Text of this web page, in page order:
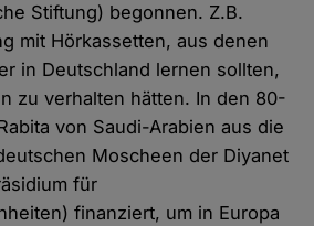
Stiftung) begonnen. Z.B.
mit Hörkassetten, aus denen
in Deutschland lernen sollten,
zu verhalten hätten. In den 80-
von Saudi-Arabien aus die
Moscheen der Diyanet
für
finanziert, um in Europa